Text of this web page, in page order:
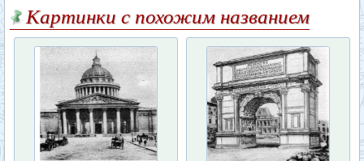
Картинки с похожим названием